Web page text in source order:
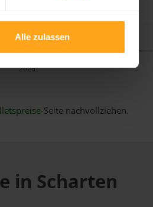
Alle zulassen
2026
-Seite nachvollziehen.
in Scharten